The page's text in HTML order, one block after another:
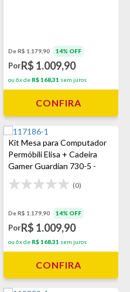
De R$ 1.179,90 14% OFF
PorR$ 1.009,90
ou 6x de R$ 168,31 sem juros
CONFIRA
Kit Mesa para Computador
Permóbili Elisa + Cadeira
Gamer Guardian 730-5 -
Branco/Vermelho
(0)
De R$ 1.179,90 14% OFF
PorR$ 1.009,90
ou 6x de R$ 168,31 sem juros
CONFIRA